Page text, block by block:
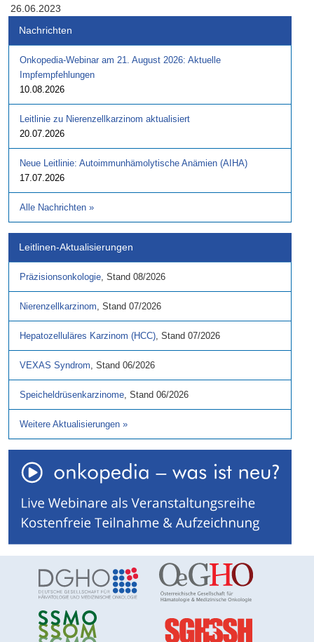
26.06.2023
Nachrichten
Onkopedia-Webinar am 21. August 2026: Aktuelle
Impfempfehlungen
10.08.2026
Leitlinie zu Nierenzellkarzinom aktualisiert
20.07.2026
Neue Leitlinie: Autoimmunhämolytische Anämien (AIHA)
17.07.2026
Alle Nachrichten »
Leitlinen-Aktualisierungen
Präzisionsonkologie, Stand 08/2026
Nierenzellkarzinom, Stand 07/2026
Hepatozelluläres Karzinom (HCC), Stand 07/2026
VEXAS Syndrom, Stand 06/2026
Speicheldrüsenkarzinome, Stand 06/2026
Weitere Aktualisierungen »